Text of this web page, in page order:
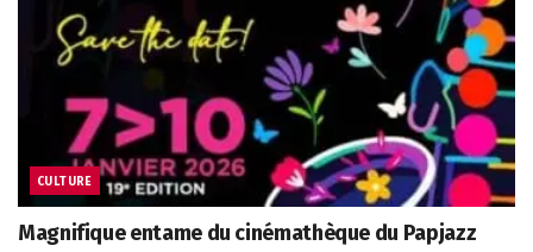
CULTURE
Magnifique entame du cinémathèque du Papjazz